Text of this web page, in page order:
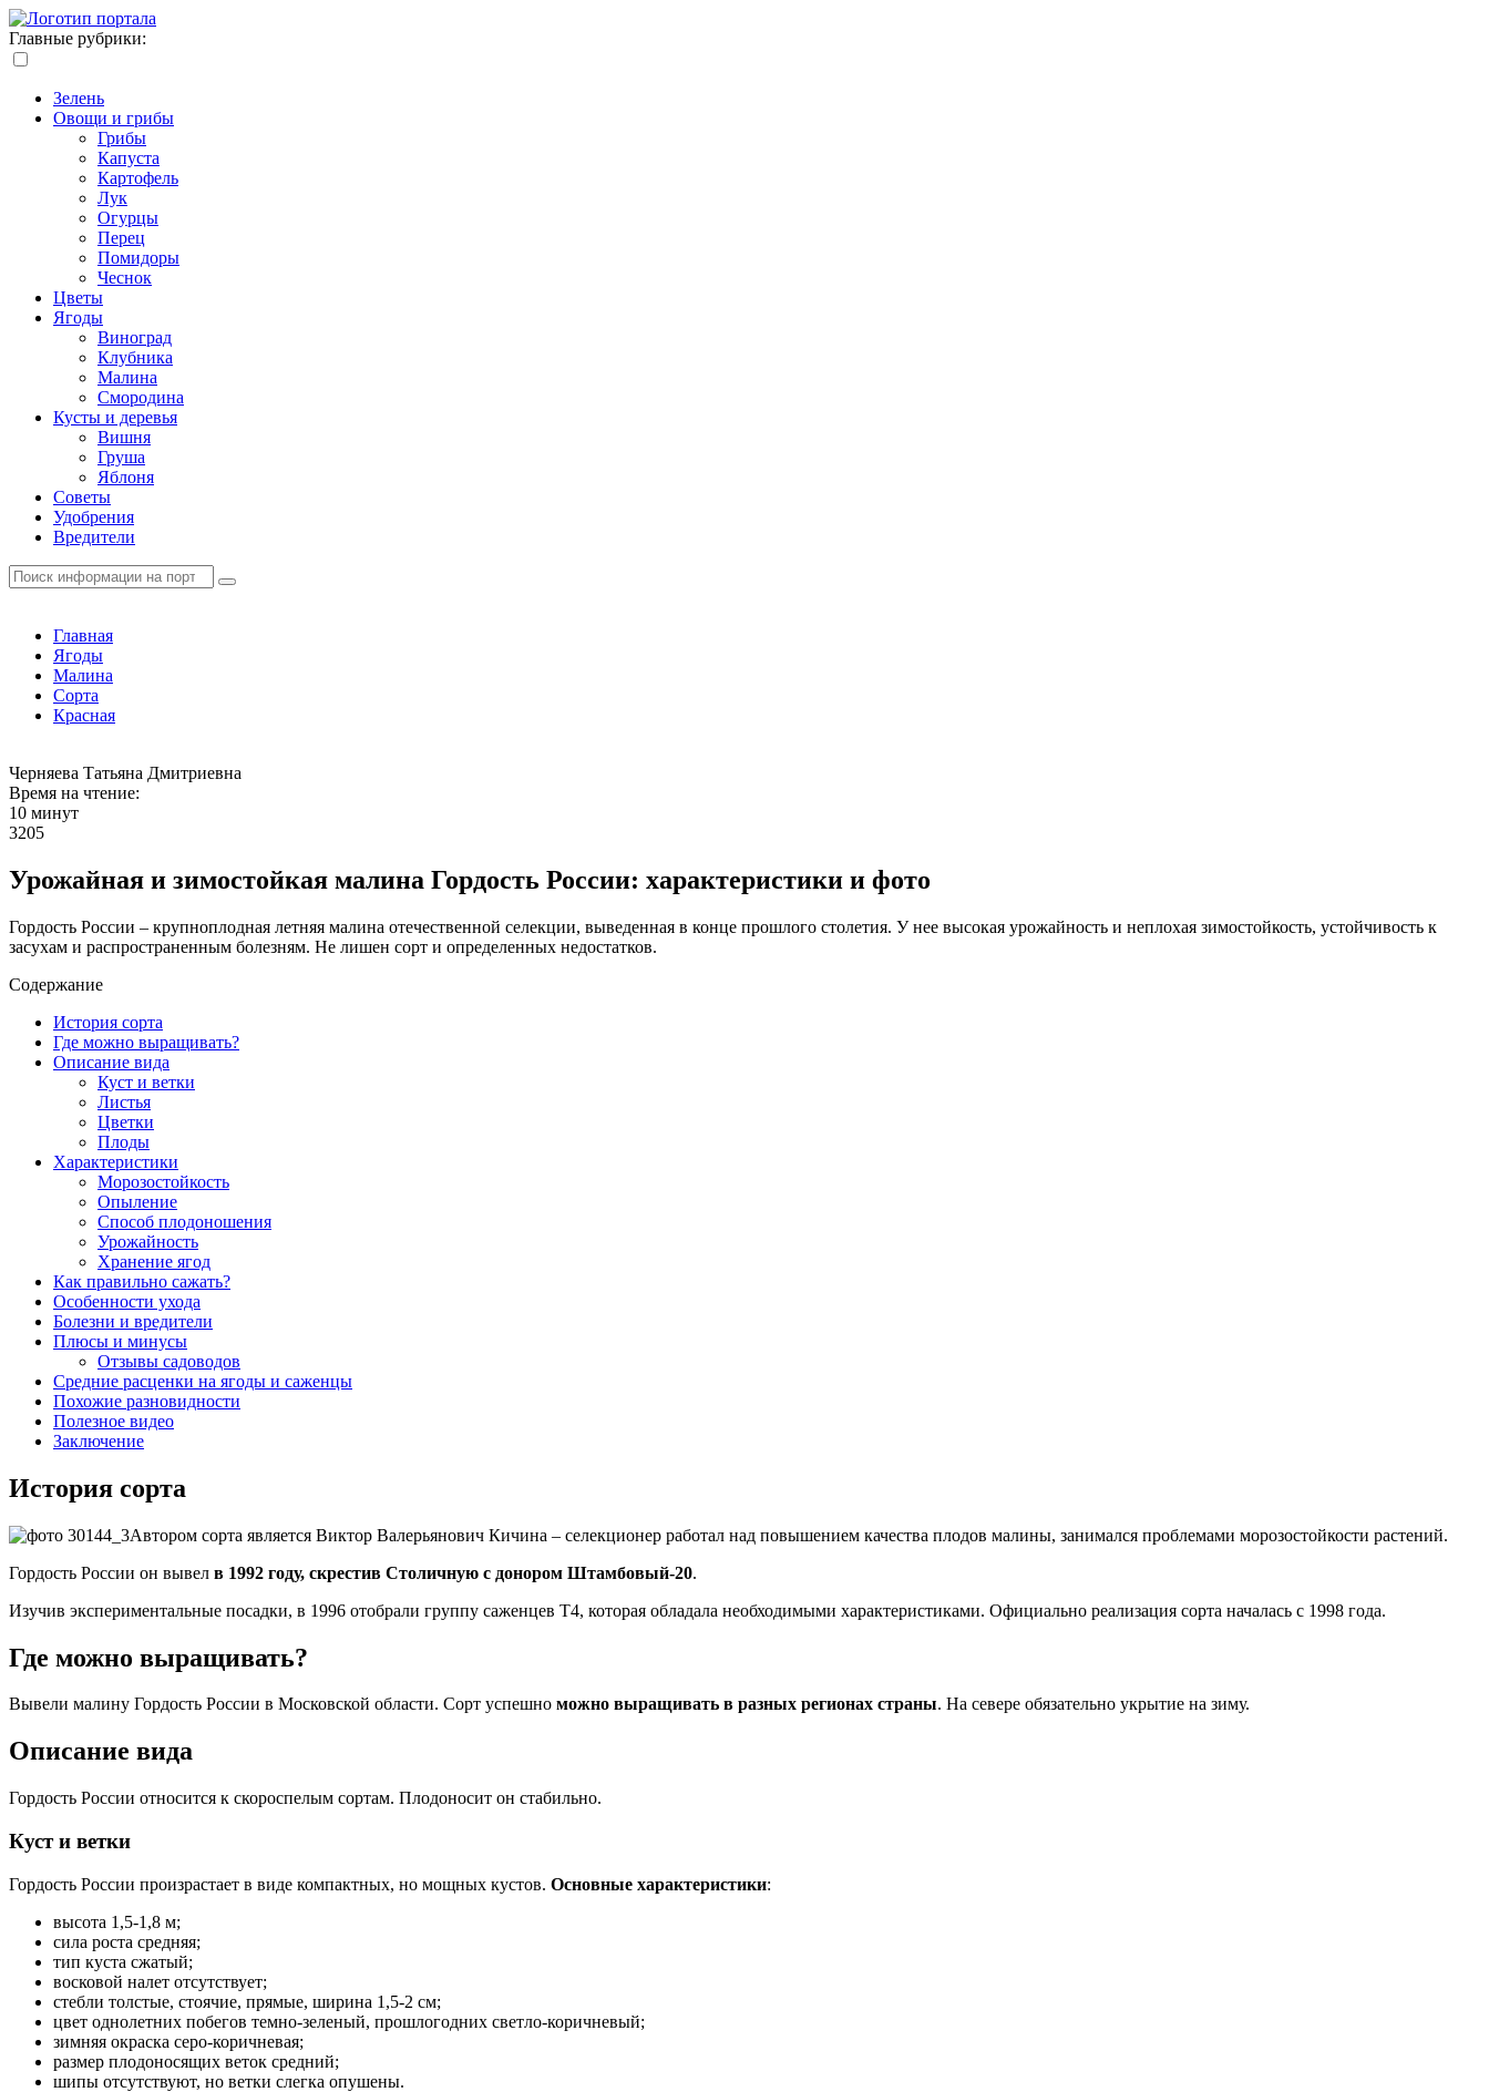
Главные рубрики:
Зелень
Овощи и грибы
Грибы
Капуста
Картофель
Лук
Огурцы
Перец
Помидоры
Чеснок
Цветы
Ягоды
Виноград
Клубника
Малина
Смородина
Кусты и деревья
Вишня
Груша
Яблоня
Советы
Удобрения
Вредители
Главная
Ягоды
Малина
Сорта
Красная
Черняева Татьяна Дмитриевна
Время на чтение:
10 минут
3205
Урожайная и зимостойкая малина Гордость России: характеристики и фото
Гордость России – крупноплодная летняя малина отечественной селекции, выведенная в конце прошлого столетия. У нее высокая урожайность и неплохая зимостойкость, устойчивость к
засухам и распространенным болезням. Не лишен сорт и определенных недостатков.
Содержание
История сорта
Где можно выращивать?
Описание вида
Куст и ветки
Листья
Цветки
Плоды
Характеристики
Морозостойкость
Опыление
Способ плодоношения
Урожайность
Хранение ягод
Как правильно сажать?
Особенности ухода
Болезни и вредители
Плюсы и минусы
Отзывы садоводов
Средние расценки на ягоды и саженцы
Похожие разновидности
Полезное видео
Заключение
История сорта
Автором сорта является Виктор Валерьянович Кичина – селекционер работал над повышением качества плодов малины, занимался проблемами морозостойкости растений.
Гордость России он вывел в 1992 году, скрестив Столичную с донором Штамбовый-20.
Изучив экспериментальные посадки, в 1996 отобрали группу саженцев Т4, которая обладала необходимыми характеристиками. Официально реализация сорта началась с 1998 года.
Где можно выращивать?
Вывели малину Гордость России в Московской области. Сорт успешно можно выращивать в разных регионах страны. На севере обязательно укрытие на зиму.
Описание вида
Гордость России относится к скороспелым сортам. Плодоносит он стабильно.
Куст и ветки
Гордость России произрастает в виде компактных, но мощных кустов. Основные характеристики:
высота 1,5-1,8 м;
сила роста средняя;
тип куста сжатый;
восковой налет отсутствует;
стебли толстые, стоячие, прямые, ширина 1,5-2 см;
цвет однолетних побегов темно-зеленый, прошлогодних светло-коричневый;
зимняя окраска серо-коричневая;
размер плодоносящих веток средний;
шипы отсутствуют, но ветки слегка опушены.